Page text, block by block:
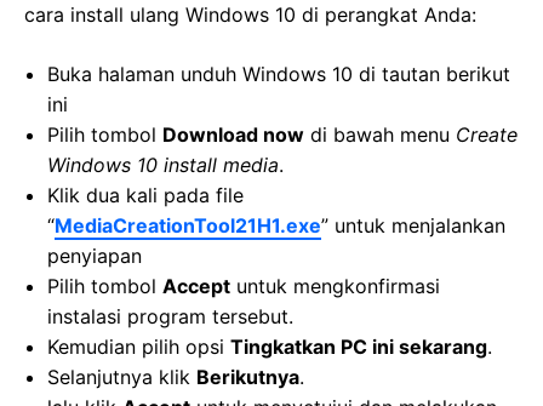
cara install ulang Windows 10 di perangkat Anda:
Buka halaman unduh Windows 10 di tautan berikut
ini
Pilih tombol Download now di bawah menu Create
Windows 10 install media.
Klik dua kali pada file
“MediaCreationTool21H1.exe” untuk menjalankan
penyiapan
Pilih tombolAccept untuk mengkonfirmasi
instalasi program tersebut.
Kemudian pilih opsiTingkatkan PC ini sekarang.
Selanjutnya klik Berikutnya.